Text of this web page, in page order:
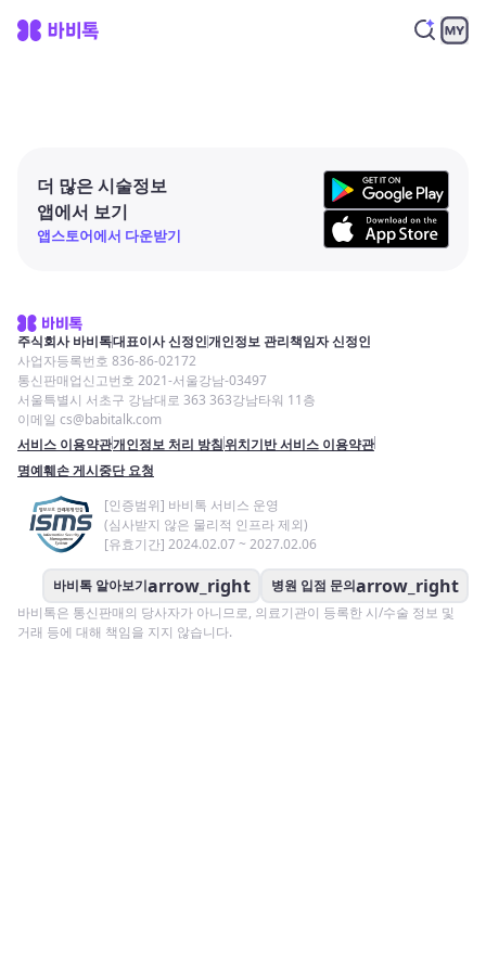
더 많은 시술정보
앱에서 보기
앱스토어에서 다운받기
주식회사 바비톡대표이사 신정인개인정보 관리책임자 신정인
사업자등록번호 836-86-02172
통신판매업신고번호 2021-서울강남-03497
서울특별시 서초구 강남대로 363 363강남타워 11층
이메일 cs@babitalk.com
서비스 이용약관개인정보 처리 방침위치기반 서비스 이용약관
명예훼손 게시중단 요청
[인증범위] 바비톡 서비스 운영
(심사받지 않은 물리적 인프라 제외)
[유효기간] 2024.02.07 ~ 2027.02.06
바비톡 알아보기arrow_right 병원 입점 문의arrow_right
바비톡은 통신판매의 당사자가 아니므로, 의료기관이 등록한 시/수술 정보 및
거래 등에 대해 책임을 지지 않습니다.